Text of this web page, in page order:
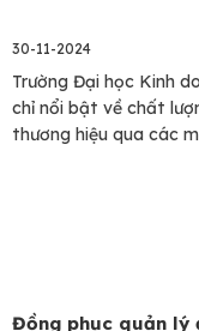
30-11-2024
Trường Đại học Kinh
chỉ nổi bật về chất
thương hiệu qua các
Đồng phục quản lý